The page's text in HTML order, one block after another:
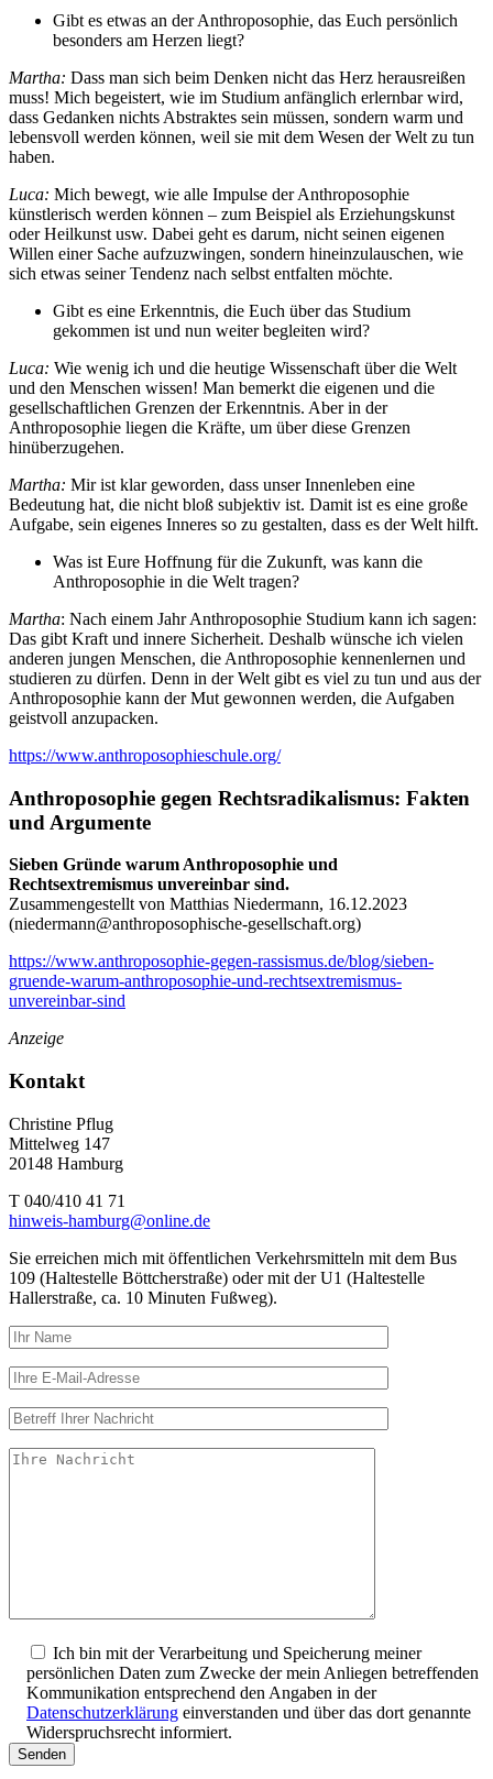
Gibt es etwas an der Anthroposophie, das Euch persönlich
besonders am Herzen liegt?
Martha: Dass man sich beim Denken nicht das Herz herausreißen
muss! Mich begeistert, wie im Studium anfänglich erlernbar wird,
dass Gedanken nichts Abstraktes sein müssen, sondern warm und
lebensvoll werden können, weil sie mit dem Wesen der Welt zu tun
haben.
Luca: Mich bewegt, wie alle Impulse der Anthroposophie
künstlerisch werden können – zum Beispiel als Erziehungskunst
oder Heilkunst usw. Dabei geht es darum, nicht seinen eigenen
Willen einer Sache aufzuzwingen, sondern hineinzulauschen, wie
sich etwas seiner Tendenz nach selbst entfalten möchte.
Gibt es eine Erkenntnis, die Euch über das Studium
gekommen ist und nun weiter begleiten wird?
Luca: Wie wenig ich und die heutige Wissenschaft über die Welt
und den Menschen wissen! Man bemerkt die eigenen und die
gesellschaftlichen Grenzen der Erkenntnis. Aber in der
Anthroposophie liegen die Kräfte, um über diese Grenzen
hinüberzugehen.
Martha: Mir ist klar geworden, dass unser Innenleben eine
Bedeutung hat, die nicht bloß subjektiv ist. Damit ist es eine große
Aufgabe, sein eigenes Inneres so zu gestalten, dass es der Welt hilft.
Was ist Eure Hoffnung für die Zukunft, was kann die
Anthroposophie in die Welt tragen?
Martha: Nach einem Jahr Anthroposophie Studium kann ich sagen:
Das gibt Kraft und innere Sicherheit. Deshalb wünsche ich vielen
anderen jungen Menschen, die Anthroposophie kennenlernen und
studieren zu dürfen. Denn in der Welt gibt es viel zu tun und aus der
Anthroposophie kann der Mut gewonnen werden, die Aufgaben
geistvoll anzupacken.
https://www.anthroposophieschule.org/
Anthroposophie gegen Rechtsradikalismus: Fakten
und Argumente
Sieben Gründe warum Anthroposophie und
Rechtsextremismus unvereinbar sind.
Zusammengestellt von Matthias Niedermann, 16.12.2023
(niedermann@anthroposophische-gesellschaft.org)
https://www.anthroposophie-gegen-rassismus.de/blog/sieben-
gruende-warum-anthroposophie-und-rechtsextremismus-
unvereinbar-sind
Anzeige
Kontakt
Christine Pflug
Mittelweg 147
20148 Hamburg
T 040/410 41 71
hinweis-hamburg@online.de
Sie erreichen mich mit öffentlichen Verkehrsmitteln mit dem Bus
109 (Haltestelle Böttcherstraße) oder mit der U1 (Haltestelle
Hallerstraße, ca. 10 Minuten Fußweg).
Ich bin mit der Verarbeitung und Speicherung meiner
persönlichen Daten zum Zwecke der mein Anliegen betreffenden
Kommunikation entsprechend den Angaben in der
Datenschutzerklärung einverstanden und über das dort genannte
Widerspruchsrecht informiert.